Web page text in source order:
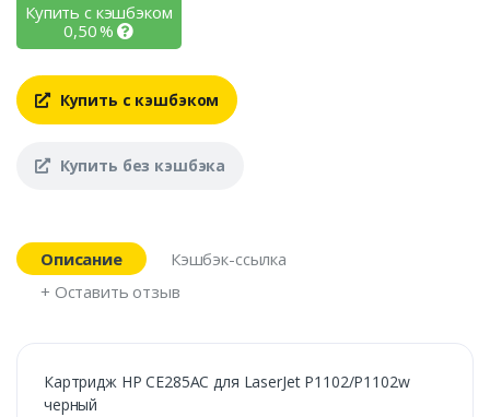
Купить с кэшбэком
0,50%
Купить с кэшбэком
Купить без кэшбэка
Описание
Кэшбэк-ссылка
+ Оставить отзыв
Картридж HP CE285AC для LaserJet P1102/P1102w
черный